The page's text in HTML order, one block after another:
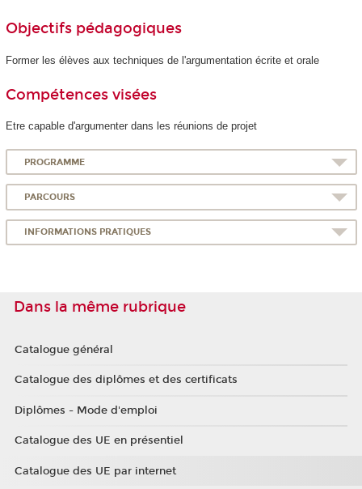
Objectifs pédagogiques
Former les élèves aux techniques de l'argumentation écrite et orale
Compétences visées
Etre capable d'argumenter dans les réunions de projet
PROGRAMME
PARCOURS
INFORMATIONS PRATIQUES
Dans la même rubrique
Catalogue général
Catalogue des diplômes et des certificats
Diplômes - Mode d'emploi
Catalogue des UE en présentiel
Catalogue des UE par internet